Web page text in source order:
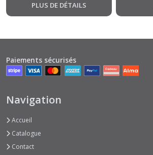
PLUS DE DÉTAILS
Paiements sécurisés
Navigation
Accueil
Catalogue
Contact